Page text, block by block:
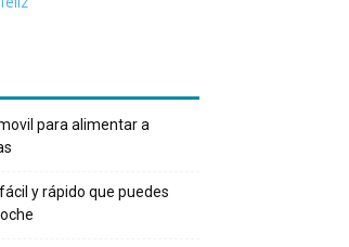
para alimentar a
y rápido que puedes